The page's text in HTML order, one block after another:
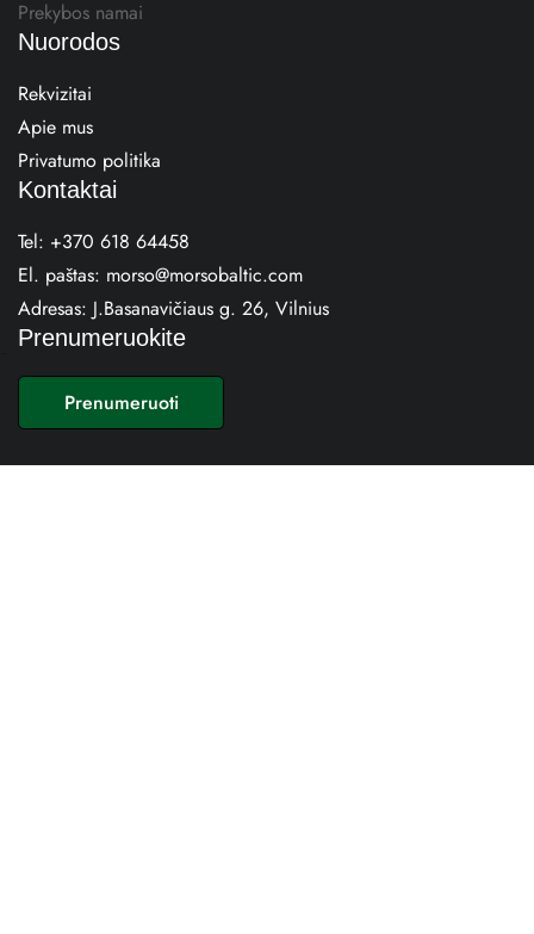
Prekybos namai
Nuorodos
Rekvizitai
Apie mus
Privatumo politika
Kontaktai
Tel: +370 618 64458
El. paštas: morso@morsobaltic.com
Adresas: J.Basanavičiaus g. 26, Vilnius
Prenumeruokite
Prenumeruoti